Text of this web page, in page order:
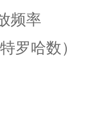
频率
罗哈数）